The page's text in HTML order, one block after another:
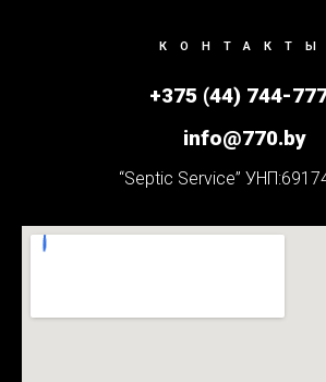
КОНТАКТЫ
+375 (44) 744-
info@770.by
“Septic Service”